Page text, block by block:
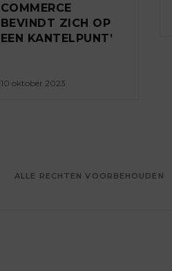
COMMERCE
BEVINDT ZICH OP
EEN KANTELPUNT’
10 oktober 2023
ALLE RECHTEN VOORBEHOUDEN